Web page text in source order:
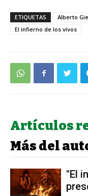
ETIQUETAS Alberto
El infierno de los vivos
Artículos
Más del
"El